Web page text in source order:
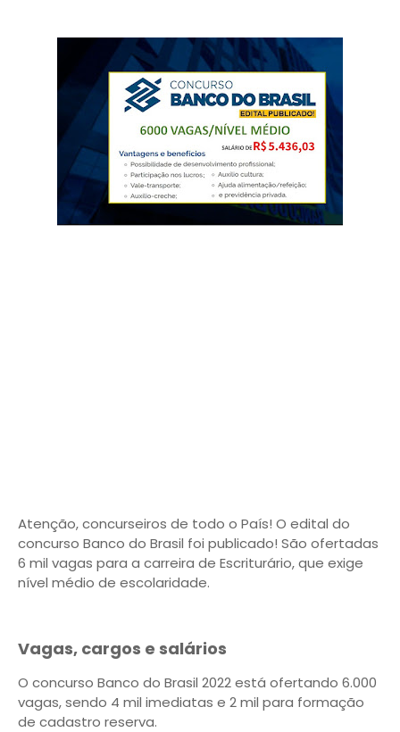
Atenção, concurseiros de todo o País! O edital do
concurso Banco do Brasil foi publicado! São ofertadas
6 mil vagas para a carreira de Escriturário, que exige
nível médio de escolaridade.
Vagas, cargos e salários
O concurso Banco do Brasil 2022 está ofertando 6.000
vagas, sendo 4 mil imediatas e 2 mil para formação
de cadastro reserva.